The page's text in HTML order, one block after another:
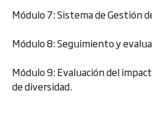
Módulo 7: Sistema de Gestión
Módulo 8: Seguimiento y
Módulo 9: Evaluación del
de diversidad.